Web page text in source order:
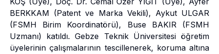
BERKKAM (Patent ve Marka Vekili), Aykut ULGAR
(FSMH Birim Koordinatörü), Buse BAKIR (FSMH
Uzmanı) katıldı. Gebze Teknik Üniversitesi öğretim
üyelerinin çalışmalarının tescillenerek, koruma altına